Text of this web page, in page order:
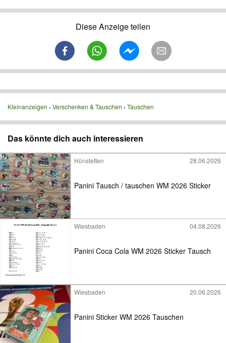
Diese Anzeige teilen
Kleinanzeigen Verschenken & Tauschen Tauschen
Das könnte dich auch interessieren
Hünstetten 28.06.2026
Panini Tausch / tauschen WM 2026 Sticker
Wiesbaden 04.08.2026
Panini Coca Cola WM 2026 Sticker Tausch
Wiesbaden 20.06.2026
Panini Sticker WM 2026 Tauschen